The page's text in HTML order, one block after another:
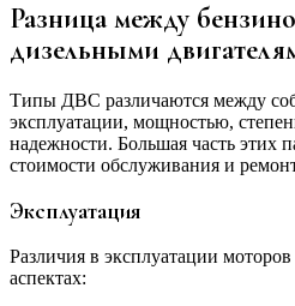
Разница между
дизельными
Типы ДВС различаются между
эксплуатации, мощностью,
надежности. Большая часть этих
стоимости обслуживания и
Эксплуатация
Различия в эксплуатации
аспектах: